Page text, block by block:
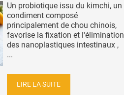
Un probiotique issu du kimchi, un
condiment composé
principalement de chou chinois,
favorise la fixation et l'élimination
des nanoplastiques intestinaux ,
...
LIRE LA SUITE